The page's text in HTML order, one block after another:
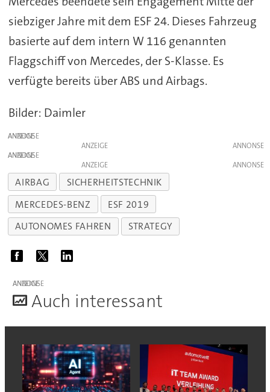
siebziger Jahre mit dem ESF 24. Dieses Fahrzeug
basierte auf dem intern W 116 genannten
Flaggschiff von Mercedes, der S-Klasse. Es
verfügte bereits über ABS und Airbags.
Bilder: Daimler
ANZEIGE
ANZEIGE
ANZEIGE
ANZEIGE
AIRBAG
SICHERHEITSTECHNIK
MERCEDES-BENZ
ESF 2019
AUTONOMES FAHREN
STRATEGY
ANZEIGE
Auch interessant